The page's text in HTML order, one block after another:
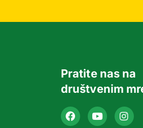
Pratite nas na
društvenim